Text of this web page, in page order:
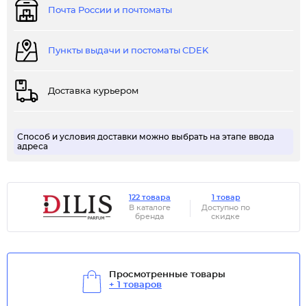
Почта России и почтоматы
Пункты выдачи и постоматы CDEK
Доставка курьером
Способ и условия доставки можно выбрать на этапе ввода
адреса
122 товара
В каталоге
бренда
1 товар
Доступно по
скидке
Просмотренные товары
+ 1 товаров